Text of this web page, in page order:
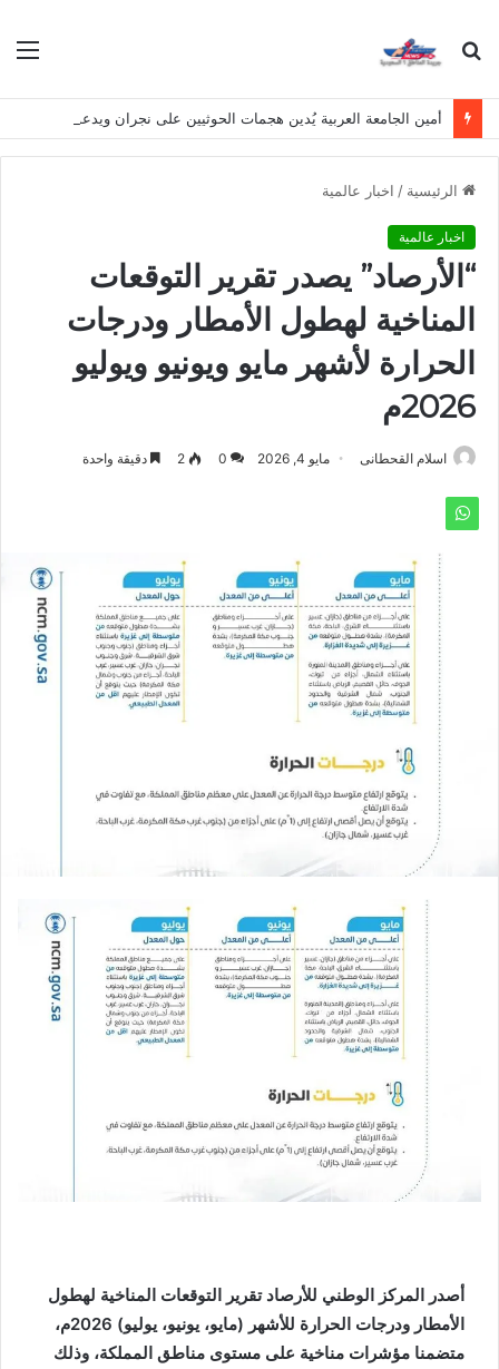
بحث
الرئيسية / اخبار عالمية
اخبار عالمية
“الأرصاد” يصدر تقرير التوقعات
المناخية لهطول الأمطار ودرجات
الحرارة لأشهر مايو ويونيو ويوليو
2026م
اسلام القحطانى مايو 4, 2026 0
2 دقيقة واحدة
أصدر المركز الوطني للأرصاد تقرير التوقعات المناخية لهطول
الأمطار ودرجات الحرارة للأشهر (مايو، يونيو، يوليو) 2026م،
متضمنا مؤشرات مناخية على مستوى مناطق المملكة، وذلك